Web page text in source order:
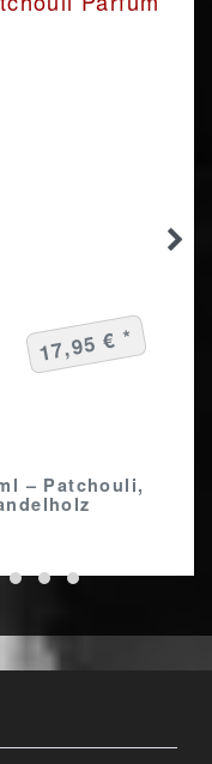
– Patchouli,
17,95 € *